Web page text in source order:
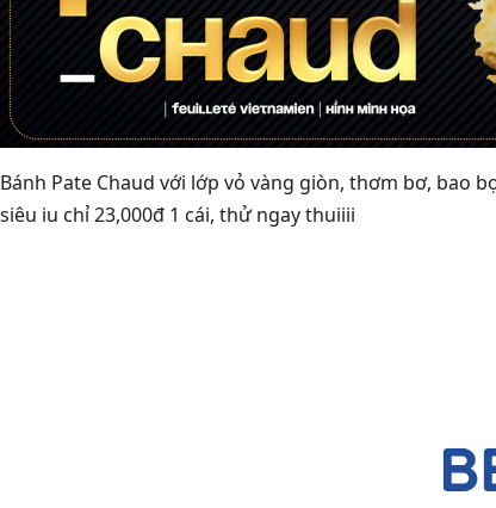
Bánh Pate Chaud với lớp vỏ vàng giòn, thơm bơ, bao
siêu iu chỉ 23,000đ 1 cái, thử ngay thuiiii